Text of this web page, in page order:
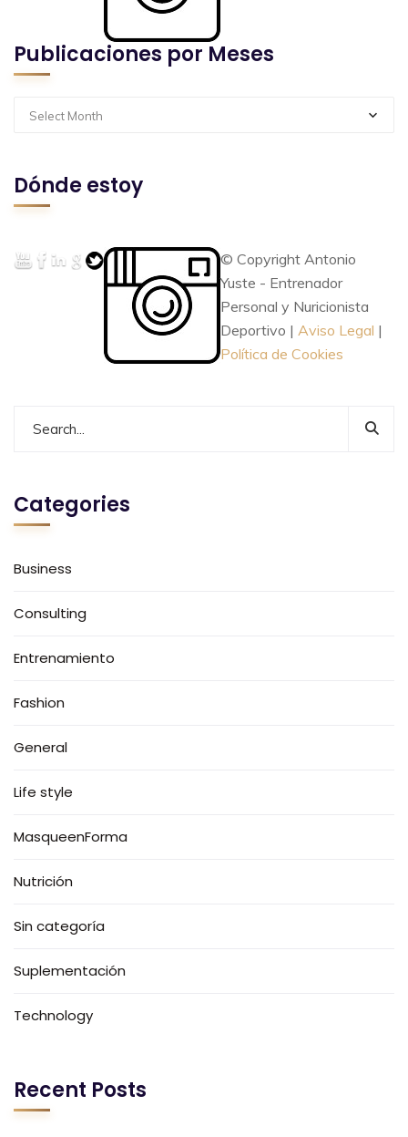
Publicaciones por Meses
Select Month
Dónde estoy
© Copyright Antonio
Yuste - Entrenador
Personal y Nuricionista
Deportivo | Aviso Legal |
Política de Cookies
Categories
Business
Consulting
Entrenamiento
Fashion
General
Life style
MasqueenForma
Nutrición
Sin categoría
Suplementación
Technology
Recent Posts